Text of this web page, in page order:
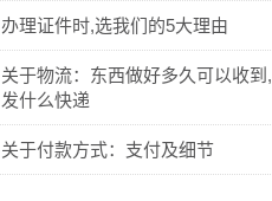
办理证件时,选我们的5大理由
关于物流：东西做好多久可以收到,
发什么快递
关于付款方式：支付及细节